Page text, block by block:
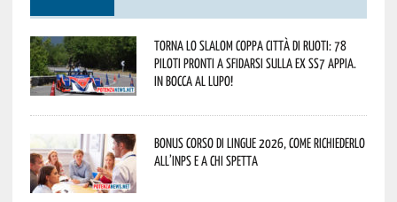
Torna lo Slalom Coppa Città di Ruoti: 78
piloti pronti a sfidarsi sulla ex SS7 Appia.
In bocca al lupo!
Bonus corso di lingue 2026, come richiederlo
all’INPS e a chi spetta